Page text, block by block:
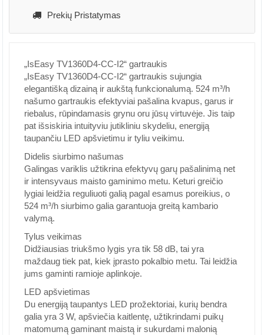
Prekių Pristatymas
„IsEasy TV1360D4-CC-I2“ gartraukis
„IsEasy TV1360D4-CC-I2“ gartraukis sujungia
elegantišką dizainą ir aukštą funkcionalumą. 524 m³/h
našumo gartraukis efektyviai pašalina kvapus, garus ir
riebalus, rūpindamasis grynu oru jūsų virtuvėje. Jis taip
pat išsiskiria intuityviu jutikliniu skydeliu, energiją
taupančiu LED apšvietimu ir tyliu veikimu.
Didelis siurbimo našumas
Galingas variklis užtikrina efektyvų garų pašalinimą net
ir intensyvaus maisto gaminimo metu. Keturi greičio
lygiai leidžia reguliuoti galią pagal esamus poreikius, o
524 m³/h siurbimo galia garantuoja greitą kambario
valymą.
Tylus veikimas
Didžiausias triukšmo lygis yra tik 58 dB, tai yra
maždaug tiek pat, kiek įprasto pokalbio metu. Tai leidžia
jums gaminti ramioje aplinkoje.
LED apšvietimas
Du energiją taupantys LED prožektoriai, kurių bendra
galia yra 3 W, apšviečia kaitlentę, užtikrindami puikų
matomumą gaminant maistą ir sukurdami malonią